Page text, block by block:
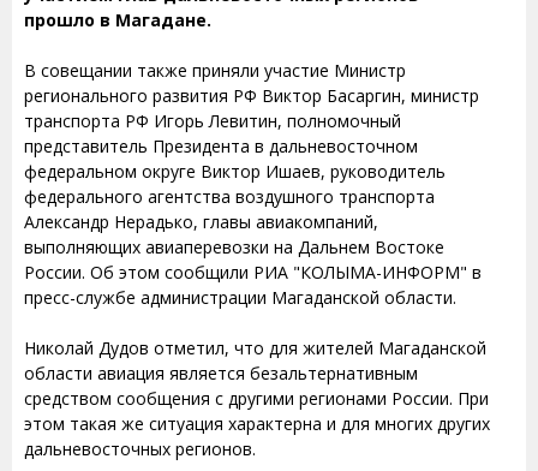
прошло в Магадане.
В совещании также приняли участие Министр
регионального развития РФ Виктор Басаргин, министр
транспорта РФ Игорь Левитин, полномочный
представитель Президента в дальневосточном
федеральном округе Виктор Ишаев, руководитель
федерального агентства воздушного транспорта
Александр Нерадько, главы авиакомпаний,
выполняющих авиаперевозки на Дальнем Востоке
России. Об этом сообщили РИА "КОЛЫМА-ИНФОРМ" в
пресс-службе администрации Магаданской области.
Николай Дудов отметил, что для жителей Магаданской
области авиация является безальтернативным
средством сообщения с другими регионами России. При
этом такая же ситуация характерна и для многих других
дальневосточных регионов.